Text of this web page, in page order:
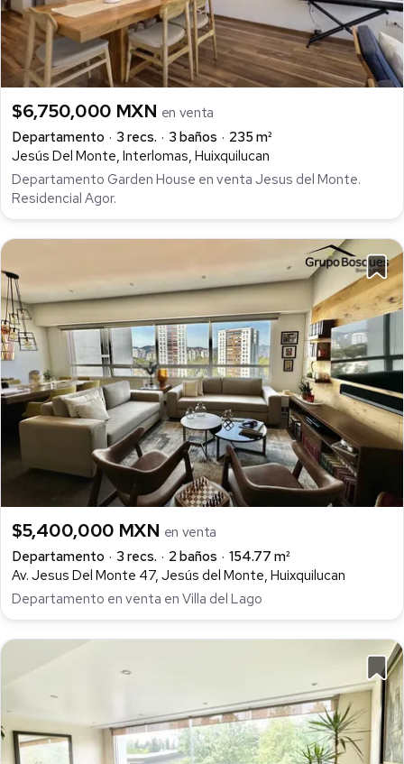
$6,750,000 MXN en venta
Departamento
3 recs. 3 baños
235 m²
Jesús Del Monte, Interlomas, Huixquilucan
Departamento Garden House en venta Jesus del Monte.
Residencial Agor.
$5,400,000 MXN en venta
Departamento
3 recs. 2 baños
154.77 m²
Av. Jesus Del Monte 47, Jesús del Monte, Huixquilucan
Departamento en venta en Villa del Lago